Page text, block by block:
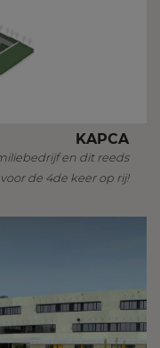
KAPCA
en dit reeds
voor de 4de keer op rij!